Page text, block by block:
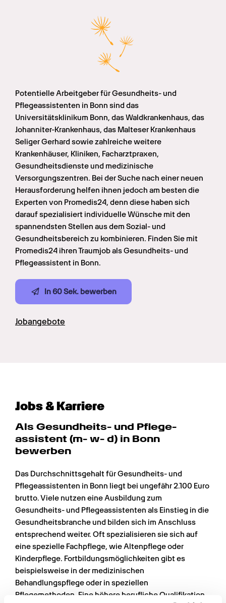
Potentielle Arbeitgeber für Gesundheits- und
Pflegeassistenten in Bonn sind das
Universitätsklinikum Bonn, das Waldkrankenhaus, das
Johanniter-Krankenhaus, das Malteser Krankenhaus
Seliger Gerhard sowie zahlreiche weitere
Krankenhäuser, Kliniken, Facharztpraxen,
Gesundheitsdienste und medizinische
Versorgungszentren. Bei der Suche nach einer neuen
Herausforderung helfen ihnen jedoch am besten die
Experten von Promedis24, denn diese haben sich
darauf spezialisiert individuelle Wünsche mit den
spannendsten Stellen aus dem Sozial- und
Gesundheitsbereich zu kombinieren. Finden Sie mit
Promedis24 ihren Traumjob als Gesundheits- und
Pflegeassistent in Bonn.
In 60 Sek. bewerben
Jobangebote
Jobs & Karriere
Als Gesundheits- und Pflege­
assistent (m- w- d) in Bonn
bewerben
Das Durchschnittsgehalt für Gesundheits- und
Pflegeassistenten in Bonn liegt bei ungefähr 2.100 Euro
brutto. Viele nutzen eine Ausbildung zum
Gesundheits- und Pflegeassistenten als Einstieg in die
Gesundheitsbranche und bilden sich im Anschluss
entsprechend weiter. Oft spezialisieren sie sich auf
eine spezielle Fachpflege, wie Altenpflege oder
Kinderpflege. Fortbildungsmöglichkeiten gibt es
beispielsweise in der medizinischen
Behandlungspflege oder in speziellen
Pflegemethoden. Eine höhere berufliche Qualifikation